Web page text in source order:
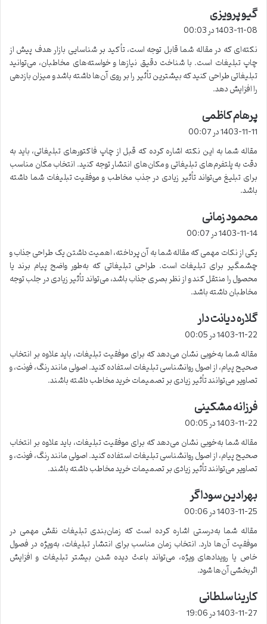
گیو پرویزی
ت
:
1403-11-08 در 00:03
نکته‌ای که در مقاله شما قابل توجه است، تأکید بر شناسایی بازار هدف پیش از
چاپ تبلیغات است. با شناخت دقیق نیازها و خواسته‌های مخاطبان، می‌توانید
تبلیغاتی طراحی کنید که بیشترین تأثیر را بر روی آن‌ها داشته باشد و میزان بازدهی
را افزایش دهد.
پرهام کاظمیف
1403-11-11 در 00:07
مقاله شما به این نکته اشاره کرده که قبل از چاپ فاکتورهای تبلیغاتی، باید به
دقت به پلتفرم‌های تبلیغاتی و مکان‌های انتشار توجه کنید. انتخاب مکان مناسب
برای تبلیغ می‌تواند تأثیر زیادی در جذب مخاطب و موفقیت تبلیغات شما داشته
باشد.
محمود زمانیف
:
1403-11-14 در 00:07
یکی از نکات مهمی که مقاله شما به آن پرداخته، اهمیت داشتن یک طراحی جذاب و
چشمگیر برای تبلیغات است. طراحی تبلیغاتی که به‌طور واضح پیام برند یا
محصول را منتقل کند و از نظر بصری جذاب باشد، می‌تواند تأثیر زیادی در جلب توجه
مخاطبان داشته باشد.
گلاره دیانت دارف
:
1403-11-22 در 00:05
مقاله شما به‌خوبی نشان می‌دهد که برای موفقیت تبلیغات، باید علاوه بر انتخاب
صحیح پیام، از اصول روانشناسی تبلیغات استفاده کنید. اصولی مانند رنگ، فونت، و
تصاویر می‌توانند تأثیر زیادی بر تصمیمات خرید مخاطب داشته باشند.
فرزانه مشکینیف
:
1403-11-22 در 00:05
مقاله شما به‌خوبی نشان می‌دهد که برای موفقیت تبلیغات، باید علاوه بر انتخاب
صحیح پیام، از اصول روانشناسی تبلیغات استفاده کنید. اصولی مانند رنگ، فونت، و
تصاویر می‌توانند تأثیر زیادی بر تصمیمات خرید مخاطب داشته باشند.
بهرادین سوداگرف
:
1403-11-25 در 00:06
مقاله شما به‌درستی اشاره کرده است که زمان‌بندی تبلیغات نقش مهمی در
موفقیت آن‌ها دارد. انتخاب زمان مناسب برای انتشار تبلیغات، به‌ویژه در فصول
خاص یا رویدادهای ویژه، می‌تواند باعث دیده شدن بیشتر تبلیغات و افزایش
اثربخشی آن‌ها شود.
کارینا سلطانیف
1403-11-27 در 19:06